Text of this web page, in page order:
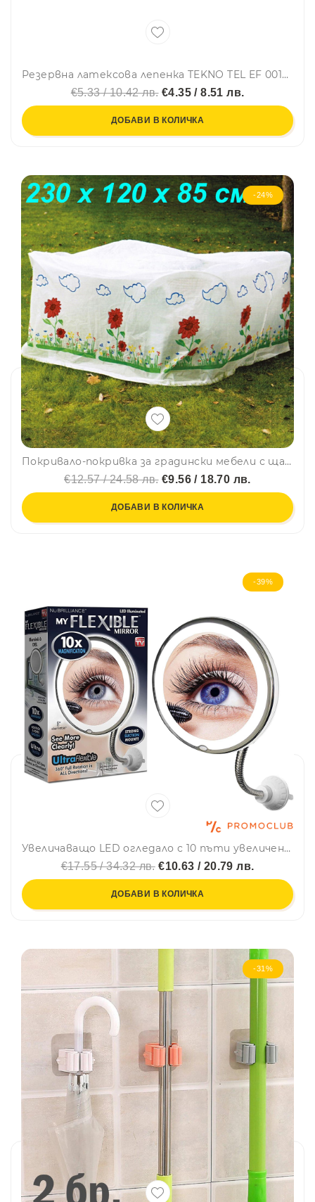
Резервна латексова лепенка TEKNO TEL EF 001W, Бял
€5.33 / 10.42 лв.€4.35 / 8.51 лв.
ДОБАВИ В КОЛИЧКА
-24%
Покривало-покривка за градински мебели с щампа ГОЛЯМО, 230 х 120 х 85 см
€12.57 / 24.58 лв.€9.56 / 18.70 лв.
ДОБАВИ В КОЛИЧКА
-39%
Увеличаващо LED огледало с 10 пъти увеличение, LED светлина и вакум за захващане
€17.55 / 34.32 лв.€10.63 / 20.79 лв.
ДОБАВИ В КОЛИЧКА
-31%